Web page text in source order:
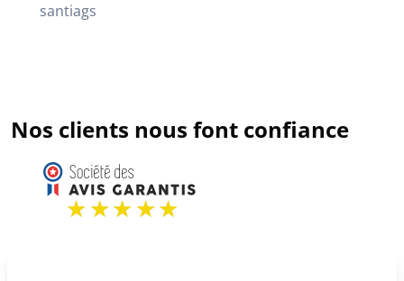
santiags
Nos clients nous font confiance